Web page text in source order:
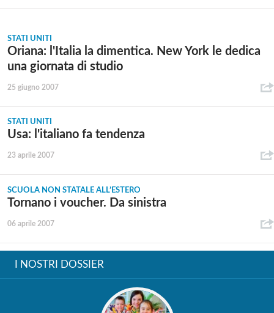
STATI UNITI
Oriana: l'Italia la dimentica. New York le dedica
una giornata di studio
25 giugno 2007
STATI UNITI
Usa: l'italiano fa tendenza
23 aprile 2007
SCUOLA NON STATALE ALL’ESTERO
Tornano i voucher. Da sinistra
06 aprile 2007
I NOSTRI DOSSIER